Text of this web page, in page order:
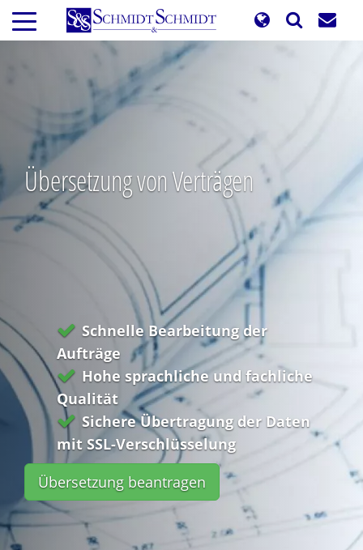
Direkt
zum
Inhalt
Übersetzung von Verträgen
Schnelle Bearbeitung der
Aufträge
Hohe sprachliche und fachliche
Qualität
Sichere Übertragung der Daten
mit SSL-Verschlüsselung
Übersetzung beantragen